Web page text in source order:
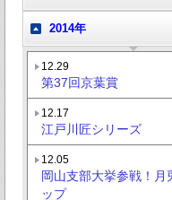
2014年
12.29
第37回京葉賞
12.17
江戸川匠シリーズ
12.05
岡山支部大挙参戦！月
ップ